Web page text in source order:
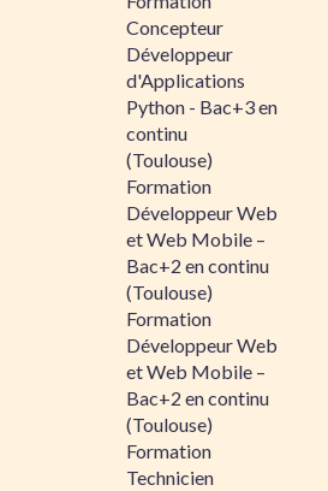
Concepteur
Développeur
d'Applications
Python - Bac+3 en
continu
(Toulouse)
Formation
Développeur Web
et Web Mobile –
Bac+2 en continu
(Toulouse)
Formation
Développeur Web
et Web Mobile –
Bac+2 en continu
(Toulouse)
Formation
Technicien